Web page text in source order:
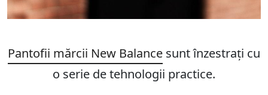
Pantofii mărcii New Balance sunt înzestrați cu
o serie de tehnologii practice.